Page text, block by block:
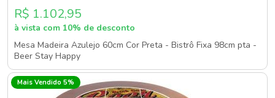
R$ 1.102,95
à vista com 10% de desconto
Mesa Madeira Azulejo 60cm Cor Preta - Bistrô Fixa 98cm pta -
Beer Stay Happy
Mais Vendido 5%